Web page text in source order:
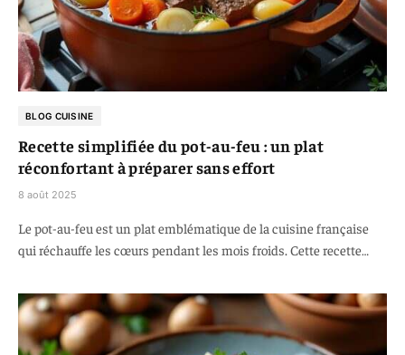
BLOG CUISINE
Recette simplifiée du pot-au-feu : un plat
réconfortant à préparer sans effort
8 août 2025
Le pot-au-feu est un plat emblématique de la cuisine française
qui réchauffe les cœurs pendant les mois froids. Cette recette…